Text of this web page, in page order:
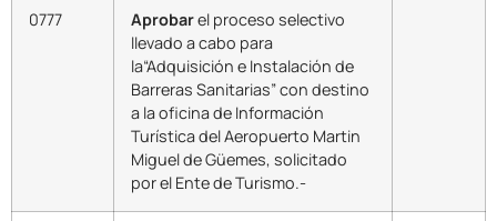
0777 Aprobarel proceso selectivo
llevado a cabo para
la“Adquisición e Instalación de
Barreras Sanitarias” con destino
a la oficina de Información
Turística del Aeropuerto Martin
Miguel de Güemes, solicitado
por el Ente de Turismo.-